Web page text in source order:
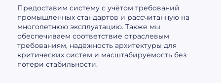
Предоставим систему с учётом требований
промышленных стандартов и рассчитанную на
многолетнюю эксплуатацию. Также мы
обеспечиваем соответствие отраслевым
требованиям, надёжность архитектуры для
критических систем и масштабируемость без
потери стабильности.